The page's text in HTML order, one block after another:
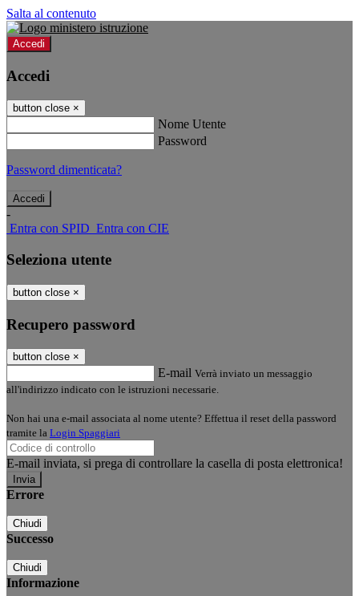
Salta al contenuto
Accedi
Accedi
button close ×
Nome Utente
Password
Password dimenticata?
-
Entra con SPID Entra con CIE
Seleziona utente
button close ×
Recupero password
button close ×
E-mail Verrà inviato un messaggio
all'indirizzo indicato con le istruzioni necessarie.
Non hai una e-mail associata al nome utente? Effettua il reset della password
tramite la Login Spaggiari
E-mail inviata, si prega di controllare la casella di posta elettronica!
Errore
Chiudi
Successo
Chiudi
Informazione